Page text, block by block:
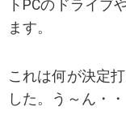
トPCのドライブ
ます。
これは何が決定
した。う～ん・・